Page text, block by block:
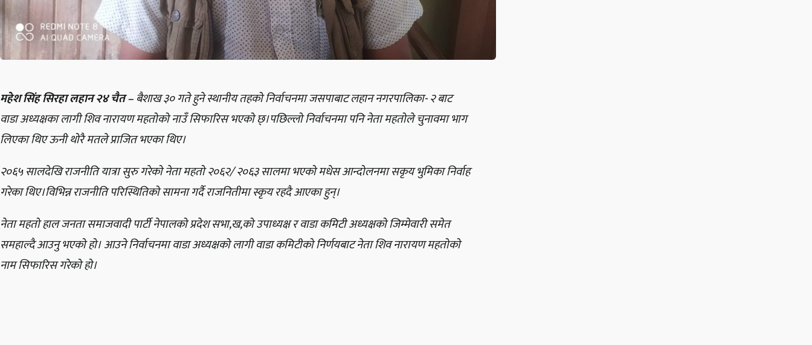
महेश सिंह सिरहा लहान २४ चैत –बैशाख ३० गते हुने स्थानीय तहको निर्वाचनमा जसपाबाट लहान नगरपालिका- २ बाट
वाडा अध्यक्षका लागी शिव नारायण महतोको नाउँ सिफारिस भएको छ्।पछिल्लो निर्वाचनमा पनि नेता महतोले चुनावमा भाग
लिएका थिए ऊनी थोरै मतले प्राजित भएका थिए।
२०६५ सालदेखि राजनीति यात्रा सुरु गरेको नेता महतो २०६२/ २०६३ सालमा भएको मधेस आन्दोलनमा सकृय भुमिका निर्वाह
गरेका थिए।विभिन्न राजनीति परिस्थितिको सामना गर्दै राजनितीमा स्कृय रहदै आएका हुन्।
नेता महतो हाल जनता समाजवादी पार्टी नेपालको प्रदेश सभा,ख,को उपाध्यक्ष र वाडा कमिटी अध्यक्षको जिम्मेवारी समेत
समहाल्दै आउनु भएको हो। आउने निर्वाचनमा वाडा अध्यक्षको लागी वाडा कमिटीको निर्णयबाट नेता शिव नारायण महतोको
नाम सिफारिस गरेको हो।